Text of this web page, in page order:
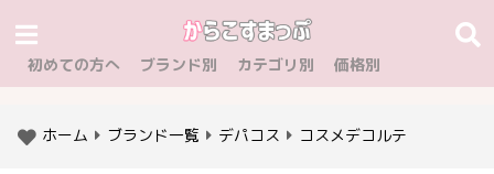
初めての方へ ブランド別 カテゴリ別 価格別
ホーム ブランド一覧 デパコス コスメデコルテ